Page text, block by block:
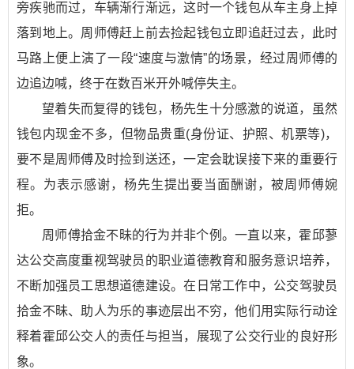
旁疾驰而过，车辆渐行渐远，这时一个钱包从车主身上掉
落到地上。周师傅赶上前去捡起钱包立即追赶过去，此时
马路上便上演了一段“速度与激情”的场景，经过周师傅的
边追边喊，终于在数百米开外喊停失主。
望着失而复得的钱包，杨先生十分感激的说道，虽然
钱包内现金不多，但物品贵重(身份证、护照、机票等)，
要不是周师傅及时捡到送还，一定会耽误接下来的重要行
程。为表示感谢，杨先生提出要当面酬谢，被周师傅婉
拒。
周师傅拾金不昧的行为并非个例。一直以来，霍邱蓼
达公交高度重视驾驶员的职业道德教育和服务意识培养，
不断加强员工思想道德建设。在日常工作中，公交驾驶员
拾金不昧、助人为乐的事迹层出不穷，他们用实际行动诠
释着霍邱公交人的责任与担当，展现了公交行业的良好形
象。